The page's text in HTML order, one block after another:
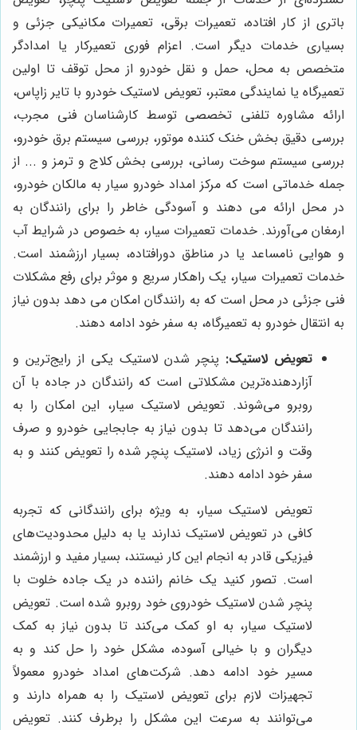
باتری از کار افتاده، تعمیرات برقی، تعمیرات مکانیکی جزئی و
بسیاری خدمات دیگر است. اعزام فوری تعمیرکار یا امدادگر
متخصص به محل، حمل و نقل خودرو از محل توقف تا اولین
تعمیرگاه یا نمایندگی معتبر، تعویض لاستیک خودرو با تایر زاپاس،
ارائه مشاوره تلفنی تخصصی توسط کارشناسان فنی مجرب،
بررسی دقیق بخش خنک کننده موتور، بررسی سیستم برق خودرو،
بررسی سیستم سوخت رسانی، بررسی بخش کلاج و ترمز و ... از
جمله خدماتی است که مرکز امداد خودرو سیار به مالکان خودرو،
در محل ارائه می دهند و آسودگی خاطر را برای رانندگان به
ارمغان می‌آورند. خدمات تعمیرات سیار، به خصوص در شرایط آب
و هوایی نامساعد یا در مناطق دورافتاده، بسیار ارزشمند است.
خدمات تعمیرات سیار، یک راهکار سریع و موثر برای رفع مشکلات
فنی جزئی در محل است که به رانندگان امکان می دهد بدون نیاز
به انتقال خودرو به تعمیرگاه، به سفر خود ادامه دهند.
تعویض لاستیک: پنچر شدن لاستیک یکی از رایج‌ترین و
آزاردهنده‌ترین مشکلاتی است که رانندگان در جاده با آن
روبرو می‌شوند. تعویض لاستیک سیار، این امکان را به
رانندگان می‌دهد تا بدون نیاز به جابجایی خودرو و صرف
وقت و انرژی زیاد، لاستیک پنچر شده را تعویض کنند و به
سفر خود ادامه دهند.
تعویض لاستیک سیار، به ویژه برای رانندگانی که تجربه
کافی در تعویض لاستیک ندارند یا به دلیل محدودیت‌های
فیزیکی قادر به انجام این کار نیستند، بسیار مفید و ارزشمند
است. تصور کنید یک خانم راننده در یک جاده خلوت با
پنچر شدن لاستیک خودروی خود روبرو شده است. تعویض
لاستیک سیار، به او کمک می‌کند تا بدون نیاز به کمک
دیگران و با خیالی آسوده، مشکل خود را حل کند و به
مسیر خود ادامه دهد. شرکت‌های امداد خودرو معمولاً
تجهیزات لازم برای تعویض لاستیک را به همراه دارند و
می‌توانند به سرعت این مشکل را برطرف کنند. تعویض